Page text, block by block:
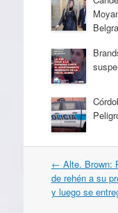
Navegación
por
artículos
← Alte. Brown:
de rehén a su
y luego se